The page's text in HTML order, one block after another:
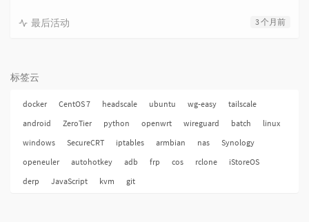
3 个月前
最后活动
标签云
docker CentOS 7 headscale ubuntu wg-easy
tailscale
android
ZeroTier python openwrt wireguard batch
linux
windows
SecureCRT iptables armbian nas
Synology
openeuler
autohotkey adb frp cos rclone
iStoreOS
derp
JavaScript kvm git